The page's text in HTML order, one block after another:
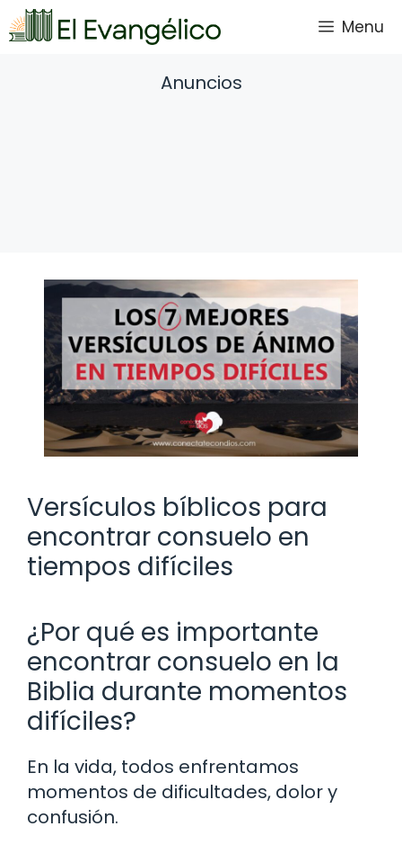
Saltar
al
Menu
Anuncios
Versículos bíblicos para
encontrar consuelo en
tiempos difíciles
¿Por qué es importante
encontrar consuelo en la
Biblia durante momentos
difíciles?
En la vida, todos enfrentamos
momentos de dificultades, dolor y
confusión.